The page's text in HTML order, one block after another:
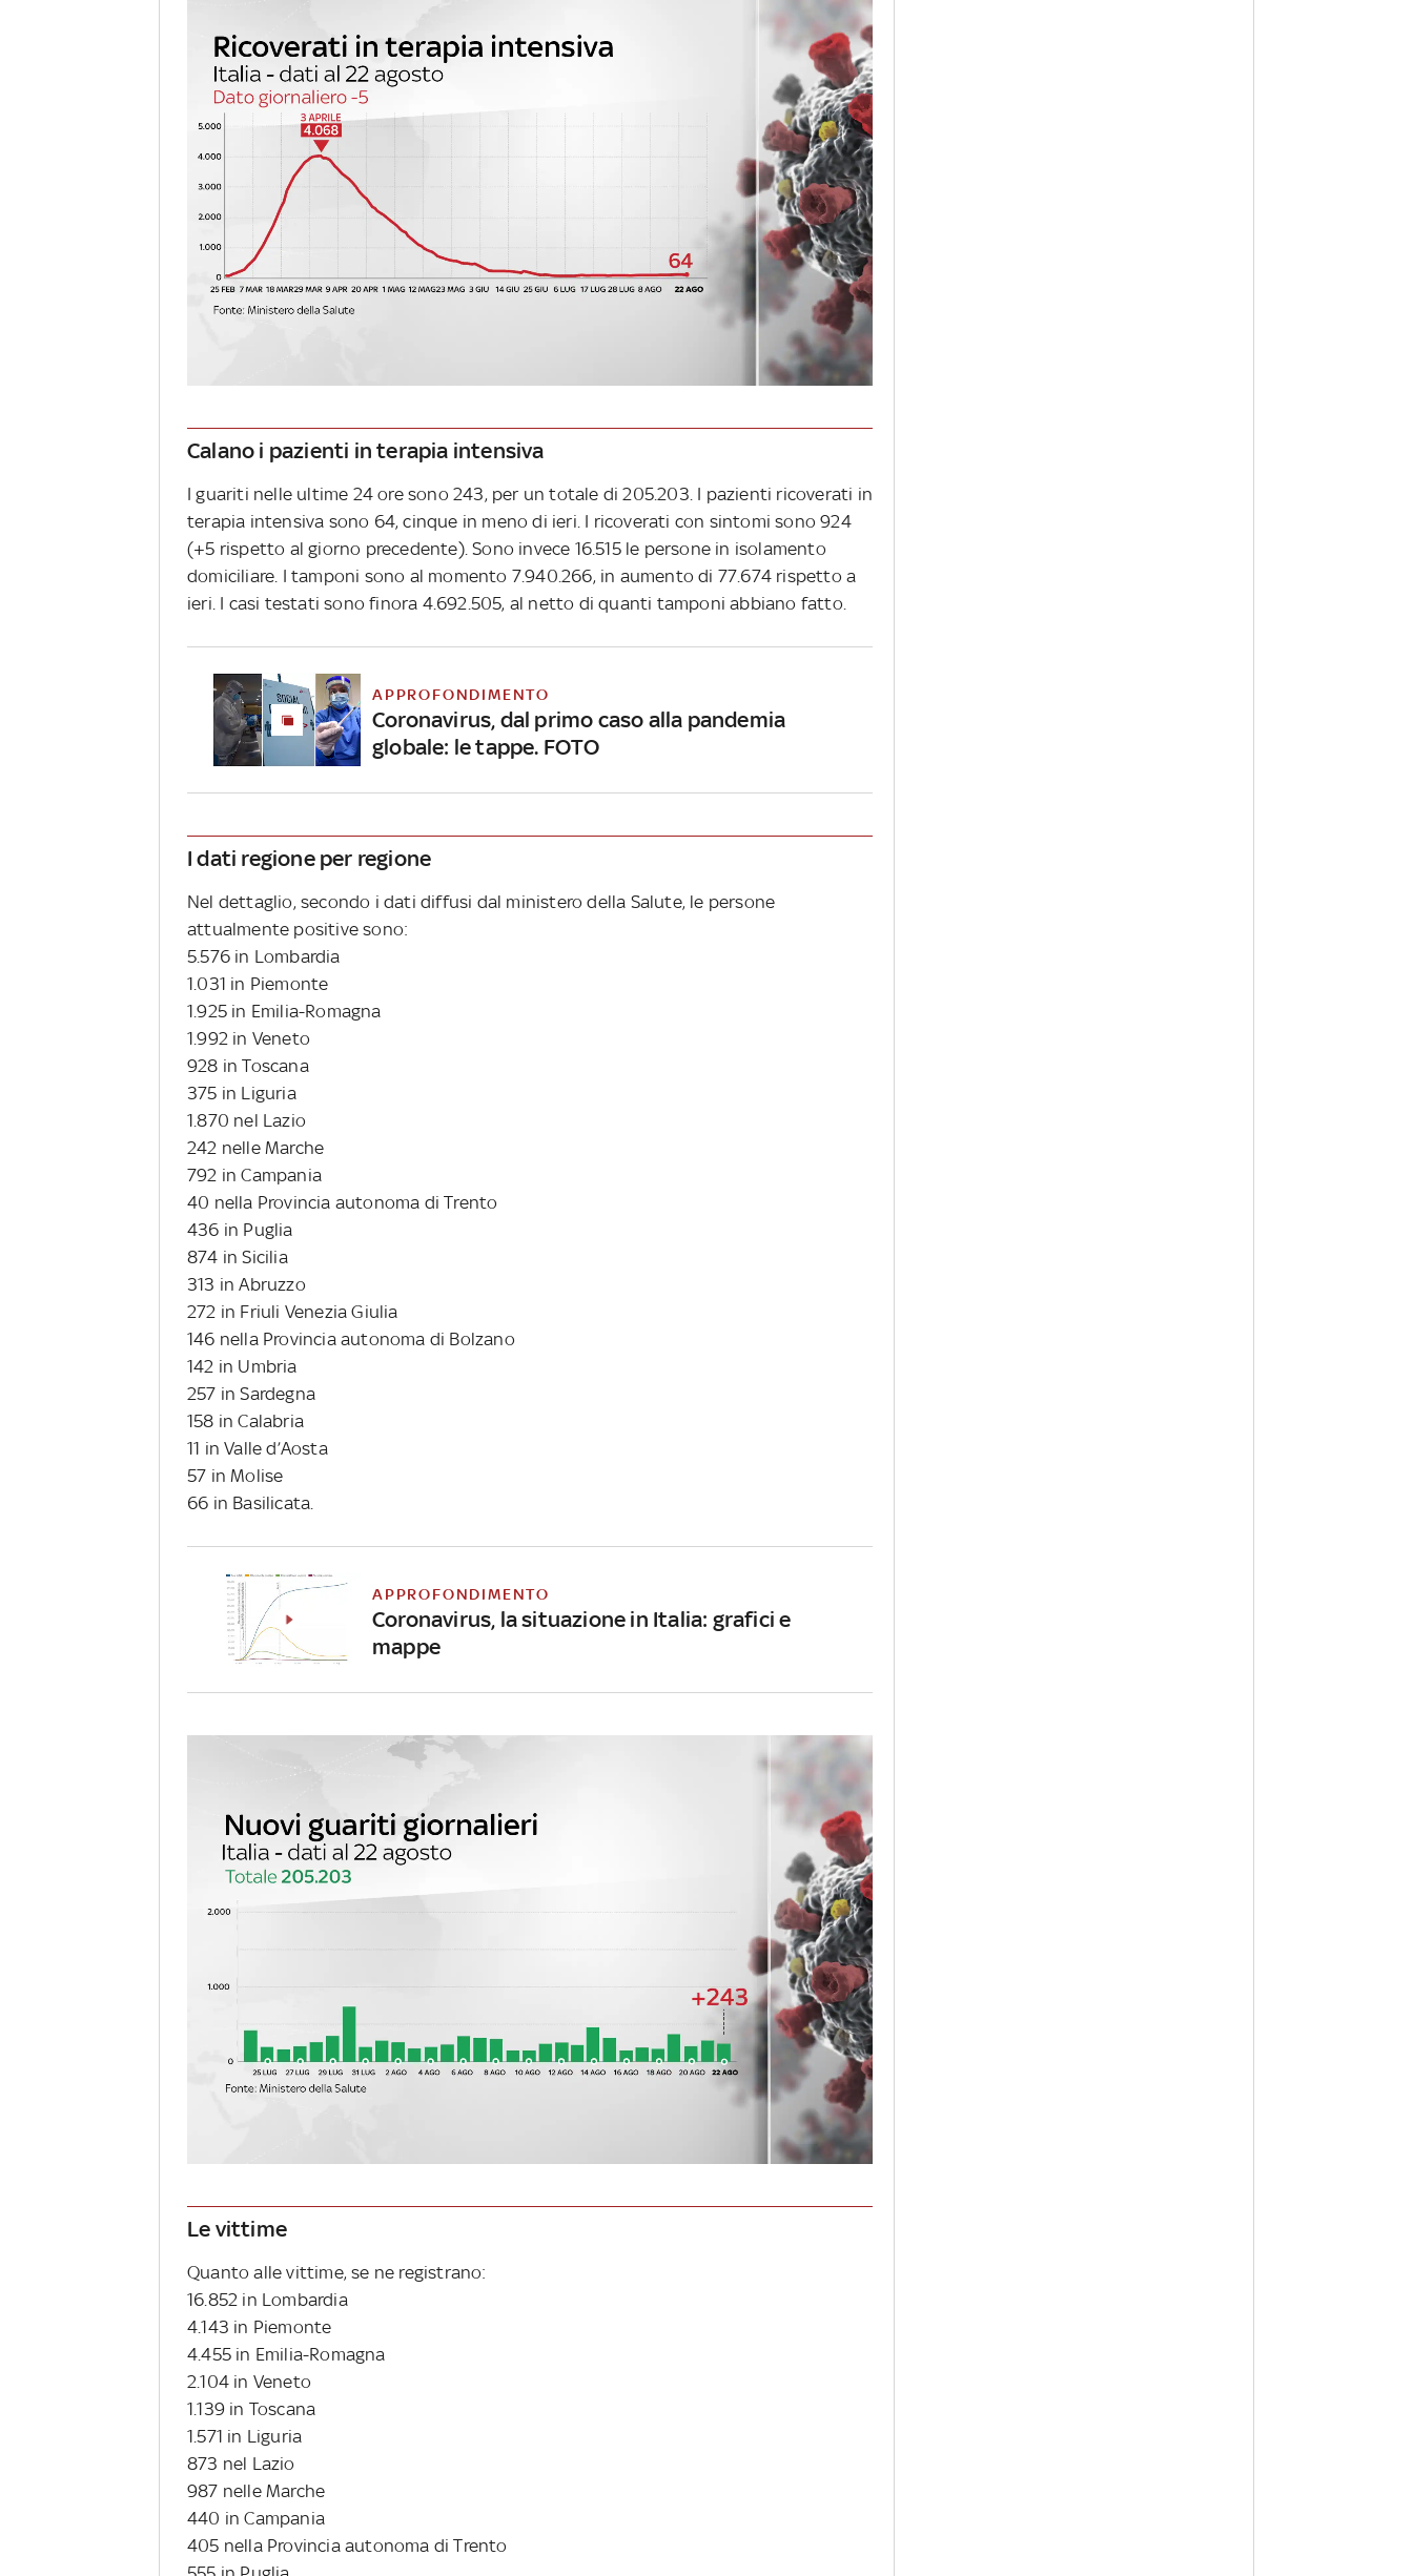
Calano i pazienti in terapia intensiva
I guariti nelle ultime 24 ore sono 243, per un totale di 205.203. I pazienti ricoverati in
terapia intensiva sono 64, cinque in meno di ieri. I ricoverati con sintomi sono 924
(+5 rispetto al giorno precedente). Sono invece 16.515 le persone in isolamento
domiciliare. I tamponi sono al momento 7.940.266, in aumento di 77.674 rispetto a
ieri. I casi testati sono finora 4.692.505, al netto di quanti tamponi abbiano fatto.
APPROFONDIMENTO
Coronavirus, dal primo caso alla pandemia
globale: le tappe. FOTO
I dati regione per regione
Nel dettaglio, secondo i dati diffusi dal ministero della Salute, le persone
attualmente positive sono:
5.576 in Lombardia
1.031 in Piemonte
1.925 in Emilia-Romagna
1.992 in Veneto
928 in Toscana
375 in Liguria
1.870 nel Lazio
242 nelle Marche
792 in Campania
40 nella Provincia autonoma di Trento
436 in Puglia
874 in Sicilia
313 in Abruzzo
272 in Friuli Venezia Giulia
146 nella Provincia autonoma di Bolzano
142 in Umbria
257 in Sardegna
158 in Calabria
11 in Valle d’Aosta
57 in Molise
66 in Basilicata.
APPROFONDIMENTO
Coronavirus, la situazione in Italia: grafici e
mappe
Le vittime
Quanto alle vittime, se ne registrano:
16.852 in Lombardia
4.143 in Piemonte
4.455 in Emilia-Romagna
2.104 in Veneto
1.139 in Toscana
1.571 in Liguria
873 nel Lazio
987 nelle Marche
440 in Campania
405 nella Provincia autonoma di Trento